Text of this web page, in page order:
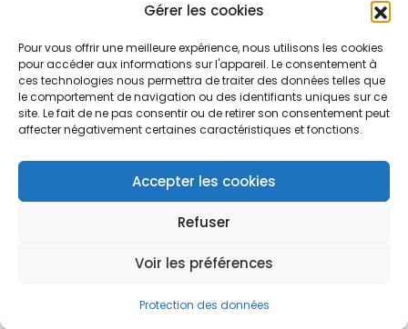
Gérer les cookies
Pour vous offrir une meilleure expérience, nous utilisons les cookies
pour accéder aux informations sur l'appareil. Le consentement à
ces technologies nous permettra de traiter des données telles que
le comportement de navigation ou des identifiants uniques sur ce
site. Le fait de ne pas consentir ou de retirer son consentement peut
affecter négativement certaines caractéristiques et fonctions.
Accepter les cookies
Refuser
Voir les préférences
Protection des données
Open toolbar
© Azergo 2026 - Tous droits réservés
Protection des données